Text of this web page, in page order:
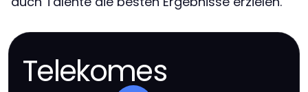
Telekomes